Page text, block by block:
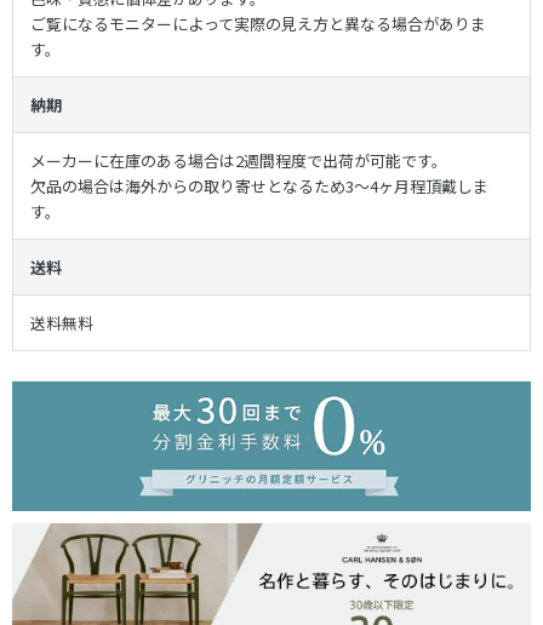
ご覧になるモニターによって実際の見え方と異なる場合がありま
す。
納期
メーカーに在庫のある場合は2週間程度で出荷が可能です。
欠品の場合は海外からの取り寄せとなるため3〜4ヶ月程頂戴しま
す。
送料
送料無料